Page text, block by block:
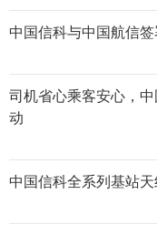
中国信科与中国航信
司机省心乘客安心，
动
中国信科全系列基站